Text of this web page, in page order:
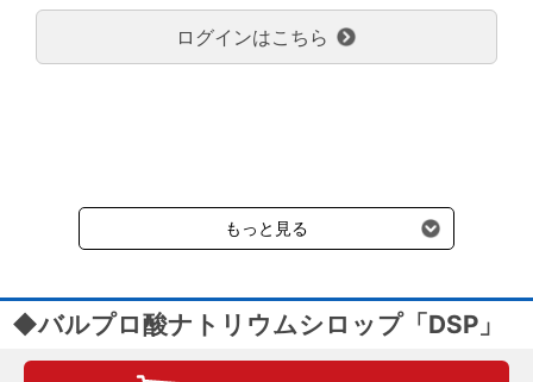
のみで新たな送料は発生しません。
大型商品送料が必要な商品をご注文の場合は、大型商品送料のみご
負担頂きます。
受けます。
ログインはこちら
もっと見る
◆バルプロ酸ナトリウムシロップ「DSP」